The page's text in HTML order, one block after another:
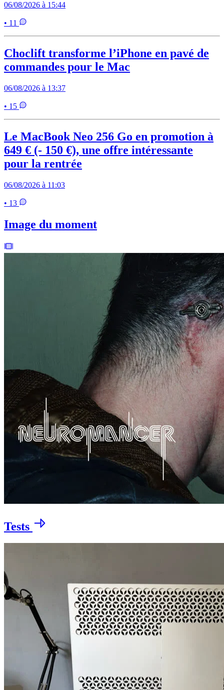
06/08/2026 à 15:44
• 11
Choclift transforme l’iPhone en pavé de
commandes pour le Mac
06/08/2026 à 13:37
• 15
Le MacBook Neo 256 Go en promotion à
649 € (- 150 €), une offre intéressante
pour la rentrée
06/08/2026 à 11:03
• 13
Image du moment
Tests